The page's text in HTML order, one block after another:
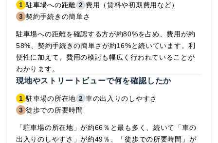
1 駐車場への距離 2 費用（賃料や初期費用など）
3 契約手続きの簡単さ
駐車場への距離を確認する方が約80%を占め、費用が約
58%、契約手続きの簡単さが約16%と続いています。利
便性に加えて、費用の検討も幅広く行われていることが
わかります。
現地やストリートビューで何を確認したか
1 駐車場の所在地 2 車の出入りのしやすさ
3 徒歩での所要時間
「駐車場の所在地」が約66％と最も多く、続いて「車の
出入りのしやすさ」が約49％、「徒歩での所要時間」が